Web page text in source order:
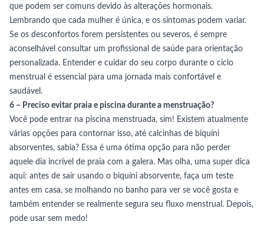
que podem ser comuns devido às alterações hormonais.
Lembrando que cada mulher é única, e os sintomas podem variar.
Se os desconfortos forem persistentes ou severos, é sempre
aconselhável consultar um profissional de saúde para orientação
personalizada. Entender e cuidar do seu corpo durante o ciclo
menstrual é essencial para uma jornada mais confortável e
saudável.
6 – Preciso evitar praia e piscina durante a menstruação?
Você pode entrar na piscina menstruada, sim! Existem atualmente
várias opções para contornar isso, até calcinhas de biquíni
absorventes, sabia? Essa é uma ótima opção para não perder
aquele dia incrível de praia com a galera. Mas olha, uma super dica
aqui: antes de sair usando o biquíni absorvente, faça um teste
antes em casa, se molhando no banho para ver se você gosta e
também entender se realmente segura seu fluxo menstrual. Depois,
pode usar sem medo!